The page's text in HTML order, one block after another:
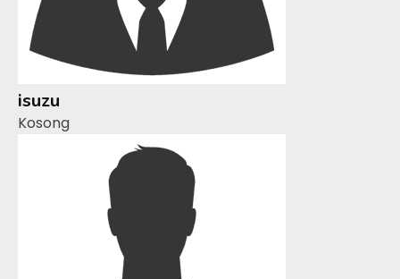
isuzu
Kosong